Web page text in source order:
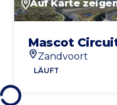
Auf Karte
Mascot
Standort
Zandvoort
LÄUFT